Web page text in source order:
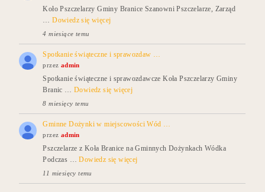
Koło Pszczelarzy Gminy Branice Szanowni Pszczelarze, Zarząd
…Dowiedz się więcej
4 miesiące temu
Spotkanie świąteczne i sprawozdaw …
przez admin
Spotkanie świąteczne i sprawozdawcze Koła Pszczelarzy Gminy
Branic …Dowiedz się więcej
8 miesięcy temu
Gminne Dożynki w miejscowości Wód …
przez admin
Pszczelarze z Koła Branice na Gminnych Dożynkach Wódka
Podczas …Dowiedz się więcej
11 miesięcy temu